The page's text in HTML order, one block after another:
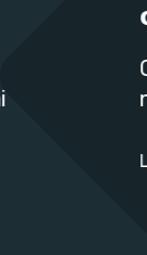
cliente
Quando il
non vuol
LEGGI